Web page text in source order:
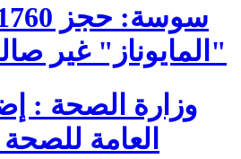
"المايوناز" غير
وزارة الصحة :
العامة